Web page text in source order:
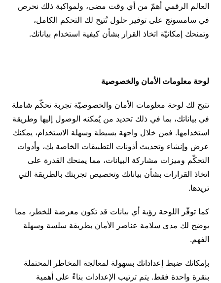
العالم الرقمي أهمّ من أي وقت مضى، ولمواكبة ذلك نحرص
في سامسونج على توفير حلول تُتيح لك التحكم الكامل،
وتمنحك إمكانيّة اتخاذ القرار بشأن كيفية استخدام بياناتك.
لوحة معلومات الأمان والخصوصية
تتيح لك لوحة معلومات الأمان والخصوصيّة تجربة تحكّم شاملة
في بياناتك، بما في ذلك تحديد من يُمكنه الوصول إليها وطريقة
استخدامها. فمن خلال واجهة بسيطة وسهلة الاستخدام، يمكنك
عرض وإنشاء وتحديث أذونات التطبيقات الخاصة بك، وأدوات
التحكّم وميزات مشاركة البيانات، مما يمنحك القدرة على
اتخاذ القرارات بشأن بياناتك وتخصيص تجربتك بالطريقة التي
تريدها.
كما توفّر اللوحة رؤية أي بيانات قد تكون معرضة للخطر، مما
يوضح لك مدى سلامة عناصر الأمان بطريقة سلسة وسهلة
الفهم.
بإمكانك ضبط إعداداتك بسهولة لمعالجة المخاطر المحتملة
بنقرة واحدة فقط. يتم ترتيب الإعدادات بناءً على أهمية